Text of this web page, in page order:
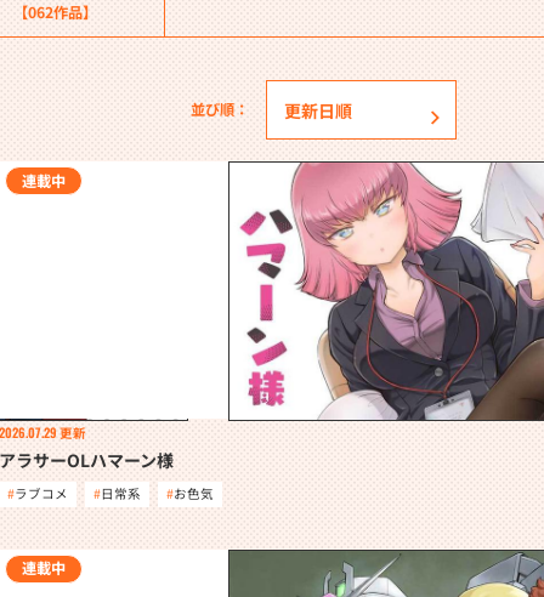
【062作品】
並び順：
連載中
2026.07.29 更新
アラサーOLハマーン様
ラブコメ 日常系 お色気
連載中